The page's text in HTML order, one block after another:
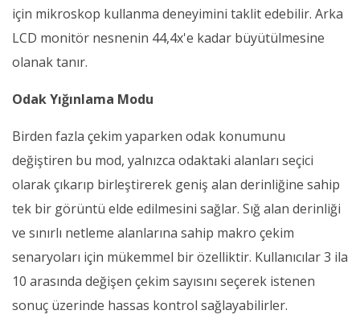
için mikroskop kullanma deneyimini taklit edebilir. Arka
LCD monitör nesnenin 44,4x'e kadar büyütülmesine
olanak tanır.
Odak Yığınlama Modu
Birden fazla çekim yaparken odak konumunu
değiştiren bu mod, yalnızca odaktaki alanları seçici
olarak çıkarıp birleştirerek geniş alan derinliğine sahip
tek bir görüntü elde edilmesini sağlar. Sığ alan derinliği
ve sınırlı netleme alanlarına sahip makro çekim
senaryoları için mükemmel bir özelliktir. Kullanıcılar 3 ila
10 arasında değişen çekim sayısını seçerek istenen
sonuç üzerinde hassas kontrol sağlayabilirler.